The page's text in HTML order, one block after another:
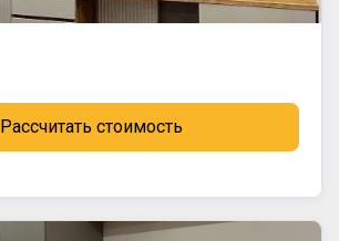
Рассчитать стоимость